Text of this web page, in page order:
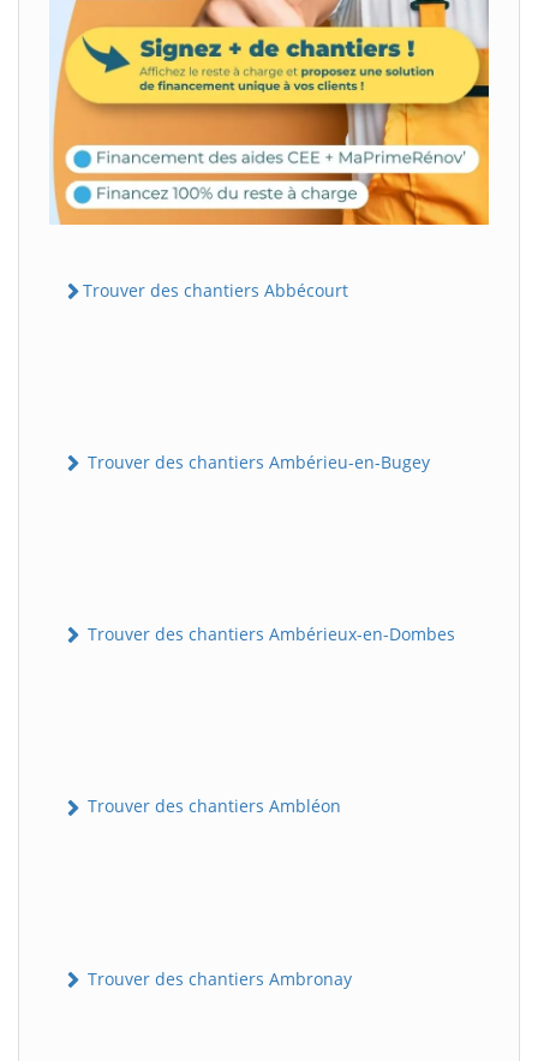
Trouver des chantiers Abbécourt
Trouver des chantiers Ambérieu-en-Bugey
Trouver des chantiers Ambérieux-en-Dombes
Trouver des chantiers Ambléon
Trouver des chantiers Ambronay